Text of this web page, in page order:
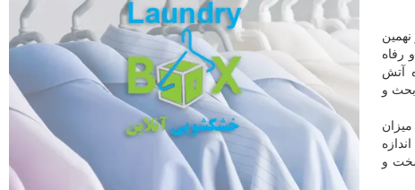
رفاه
آتش
و
و